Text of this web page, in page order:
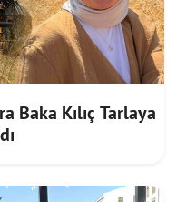
Baka Kılıç Tarlaya